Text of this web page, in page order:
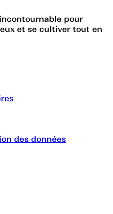
pour
et se cultiver tout en
des données